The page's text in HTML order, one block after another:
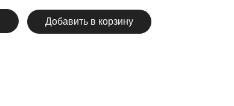
Добавить в корзину